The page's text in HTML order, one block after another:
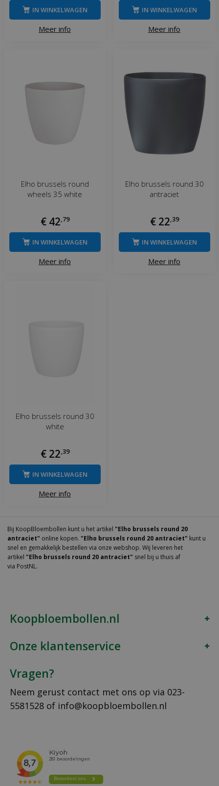
Meer info
IN WINKELWAGEN
Meer info
IN WINKELWAGEN
Elho brussels round
wheels 35 white
€ 42 79
Meer info
IN WINKELWAGEN
Elho brussels round 30
antraciet
€ 22 39
Meer info
IN WINKELWAGEN
Elho brussels round 30
white
€ 22 39
Meer info
IN WINKELWAGEN
Bij KoopBloembollen kunt u het artikel "Elho brussels round 20
antraciet" online kopen. "Elho brussels round 20 antraciet" kunt u
snel en gemakkelijk bestellen via onze webshop. Wij leveren het
artikel "Elho brussels round 20 antraciet" snel bij u thuis af
via PostNL.
Koopbloembollen.nl
Onze klantenservice
Vragen?
Neem gerust contact met ons op via 023-
5581528 of info@koopbloembollen.nl